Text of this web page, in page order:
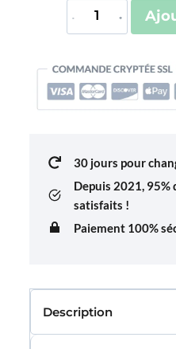
quantité
de
Avion
Aero
30 jours pour
Depuis 2021, 95%
satisfaits !
Paiement 100%
Description